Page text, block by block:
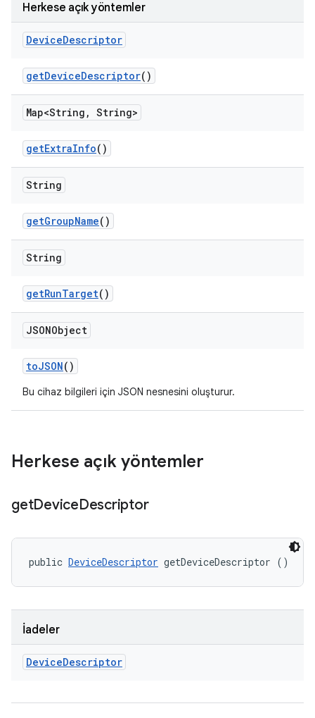
Herkese açık yöntemler
DeviceDescriptor
getDeviceDescriptor()
Map<String , String>
getExtraInfo()
String
getGroupName()
String
getRunTarget()
JSONObject
toJSON()
Bu cihaz bilgileri için JSON nesnesini oluşturur.
Herkese açık yöntemler
getDeviceDescriptor
public DeviceDescriptor getDeviceDescriptor ()
İadeler
DeviceDescriptor